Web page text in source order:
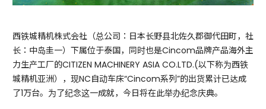
西铁城精机株式会社（总公司：日本长野县北佐久郡御代田町，社
长：中岛圭一）下属位于泰国，同时也是Cincom品牌产品海外主
力生产工厂的CITIZEN MACHINERY ASIA CO.LTD.(以下称为西铁
城精机亚洲），现NC自动车床“Cincom系列”的出货累计已达成
了1万台。为了纪念这一成就，今日将在此举办纪念庆典。